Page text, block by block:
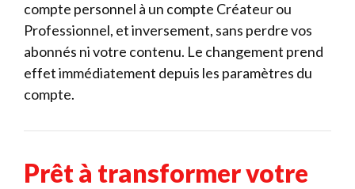
compte personnel à un compte Créateur ou
Professionnel, et inversement, sans perdre vos
abonnés ni votre contenu. Le changement prend
effet immédiatement depuis les paramètres du
compte.
Prêt à transformer votre